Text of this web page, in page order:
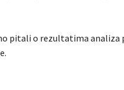
pitali o rezultatima